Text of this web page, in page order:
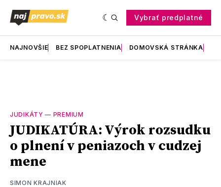
Vybrať predplatné
NAJNOVŠIE BEZ SPOPLATNENIA DOMOVSKÁ STRÁNKA
JUDIKÁTY — PREMIUM
JUDIKATÚRA: Výrok rozsudku
o plnení v peniazoch v cudzej
mene
SIMON KRAJNIAK